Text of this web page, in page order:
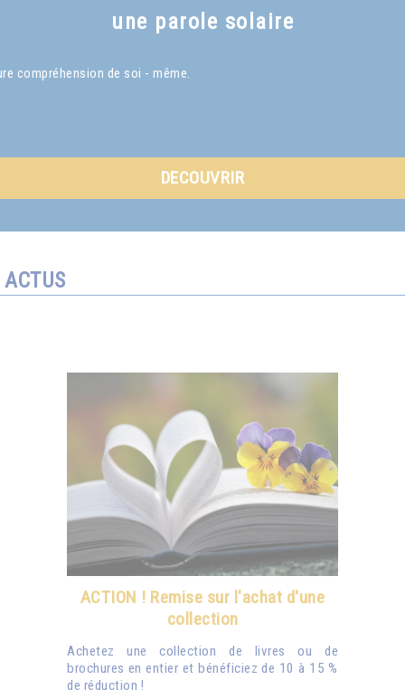
une parole solaire
compréhension de soi - même.
DECOUVRIR
ACTUS
ACTION ! Remise sur l'achat d'une
collection
Achetez une collection de livres ou de
brochures en entier et bénéficiez de 10 à 15 %
de réduction !